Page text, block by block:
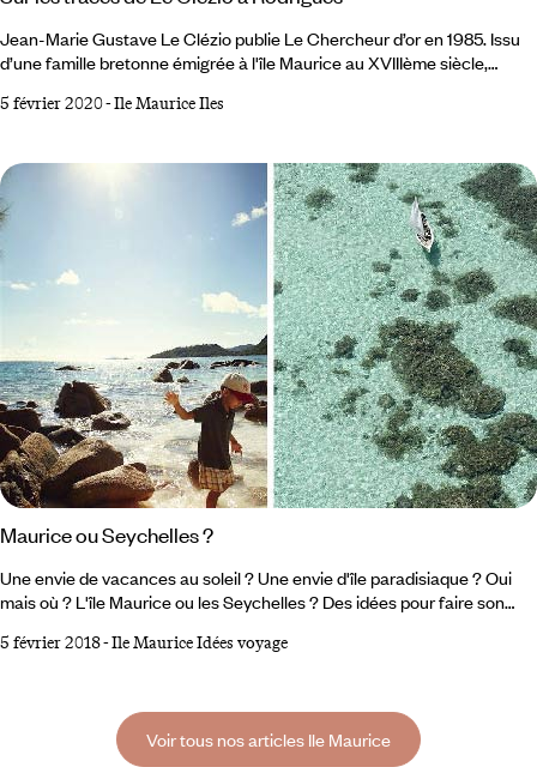
Jean-Marie Gustave Le Clézio publie Le Chercheur d’or en 1985. Issu
d’une famille bretonne émigrée à l'île Maurice au XVIIIème siècle,
recherche d’un trésor enfoui dans l’île de Rodrigues. Cette histoire est
l’espoir de retrouver l’or des pirates pour se refaire. Un an plus tard, J.
5 février 2020-Ile Maurice Iles
Maurice ou Seychelles ?
Une envie de vacances au soleil ? Une envie d'île paradisiaque ? Oui
mais où ? L'île Maurice ou les Seychelles ? Des idées pour faire son
Maurice - ©Frank Heuer/LAIF-REA 2 La première, avec sa silhouette
5 février 2018-Ile Maurice Idées voyage
Voir tous nos articles Ile Maurice